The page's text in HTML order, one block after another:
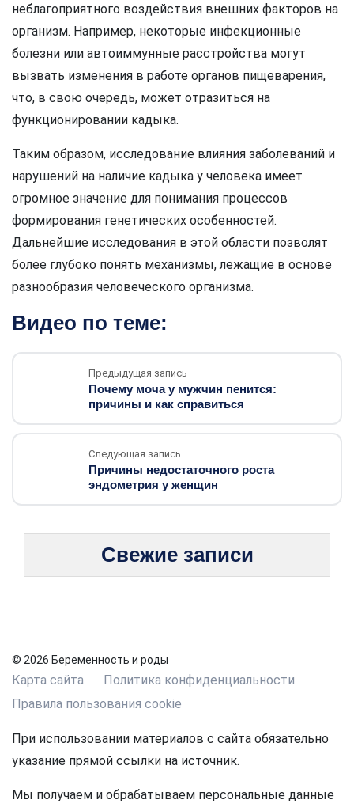
неблагоприятного воздействия внешних факторов на
организм. Например, некоторые инфекционные
болезни или автоиммунные расстройства могут
вызвать изменения в работе органов пищеварения,
что, в свою очередь, может отразиться на
функционировании кадыка.
Таким образом, исследование влияния заболеваний и
нарушений на наличие кадыка у человека имеет
огромное значение для понимания процессов
формирования генетических особенностей.
Дальнейшие исследования в этой области позволят
более глубоко понять механизмы, лежащие в основе
разнообразия человеческого организма.
Видео по теме:
Предыдущая запись
Почему моча у мужчин пенится:
причины и как справиться
Следующая запись
Причины недостаточного роста
эндометрия у женщин
Свежие записи
© 2026 Беременность и роды
Карта сайта
Политика конфиденциальности
Правила пользования cookie
При использовании материалов с сайта обязательно
указание прямой ссылки на источник.
Мы получаем и обрабатываем персональные данные